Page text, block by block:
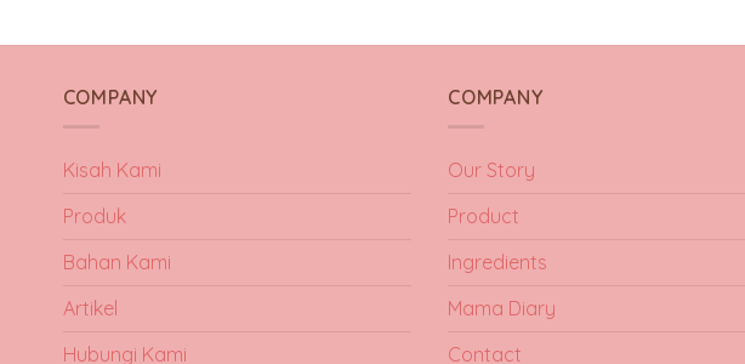
COMPANY
Kisah Kami
Produk
Bahan Kami
Artikel
Hubungi Kami
COMPANY
Our Story
Product
Ingredients
Mama Diary
Contact